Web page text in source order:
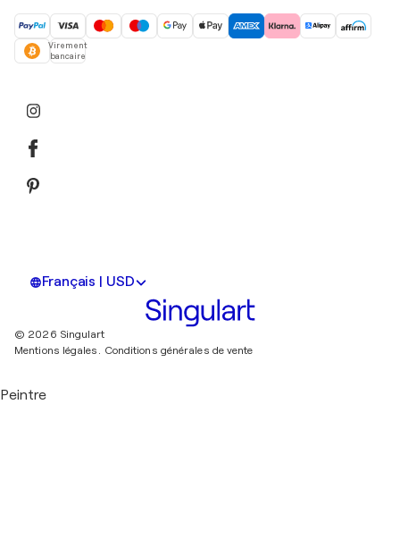
Virement
bancaire
Français | USD
© 2026 Singulart
Mentions légales. Conditions générales de vente
Peintre